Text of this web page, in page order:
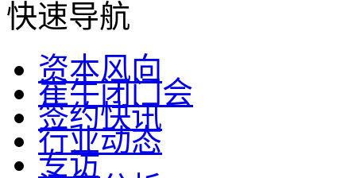
快速导航
资本风向
崔牛闭门会
签约快讯
行业动态
专访